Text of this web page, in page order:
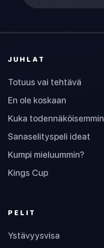
JUHLAT
Totuus vai tehtävä
En ole koskaan
Kuka todennäköisemmin
Sanaselityspeli ideat
Kumpi mieluummin?
Kings Cup
PELIT
Ystävyysvisa